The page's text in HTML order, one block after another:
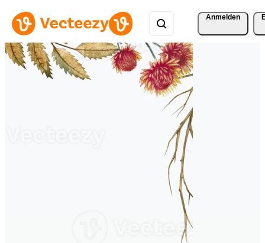
Anmelden